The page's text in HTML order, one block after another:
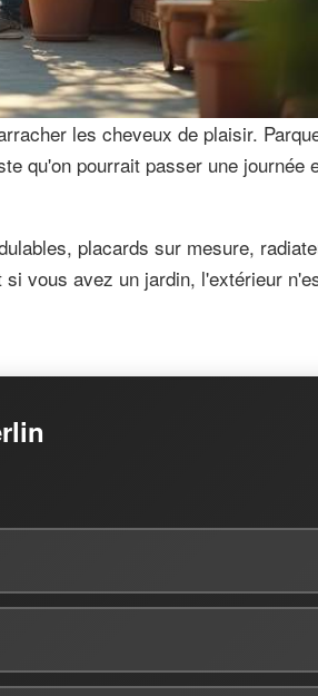
les cheveux de plaisir.
qu'on pourrait passer une journée
placards sur mesure,
vous avez un jardin, l'extérieur